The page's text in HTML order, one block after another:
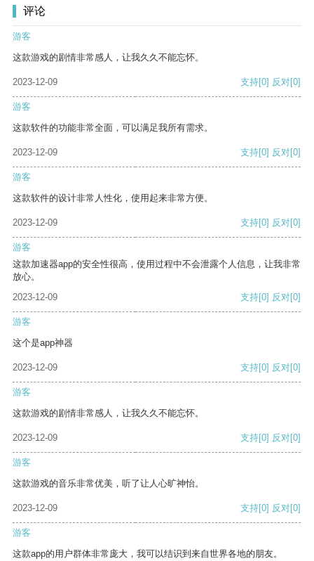
评论
游客
这款游戏的剧情非常感人，让我久久不能忘怀。
2023-12-09 支持[0] 反对[0]
游客
这款软件的功能非常全面，可以满足我所有需求。
2023-12-09 支持[0] 反对[0]
游客
这款软件的设计非常人性化，使用起来非常方便。
2023-12-09 支持[0] 反对[0]
游客
这款加速器app的安全性很高，使用过程中不会泄露个人信息，让我非常
放心。
2023-12-09
支持[0] 反对[0]
游客
这个是app神器
2023-12-09 支持[0] 反对[0]
游客
这款游戏的剧情非常感人，让我久久不能忘怀。
2023-12-09 支持[0] 反对[0]
游客
这款游戏的音乐非常优美，听了让人心旷神怡。
2023-12-09 支持[0] 反对[0]
游客
这款app的用户群体非常庞大，我可以结识到来自世界各地的朋友。